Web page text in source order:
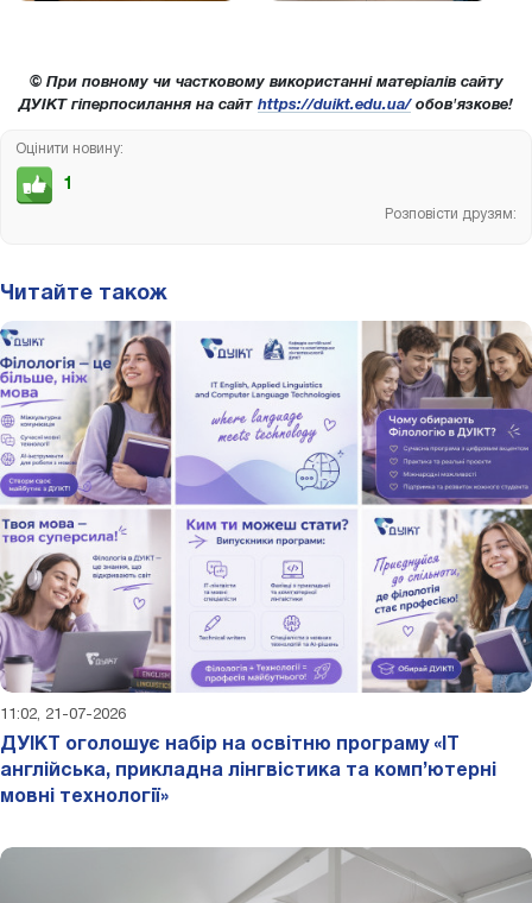
© При повному чи частковому використанні матеріалів сайту
ДУІКТ гіперпосилання на сайт https://duikt.edu.ua/обов'язкове!
Оцінити новину:
1
Розповісти друзям:
Читайте також
11:02, 21-07-2026
ДУІКТ оголошує набір на освітню програму «IT
англійська, прикладна лінгвістика та комп’ютерні
мовні технології»